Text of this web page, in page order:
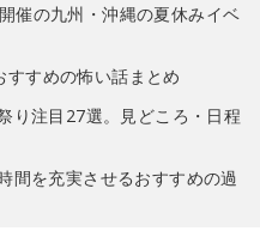
催の九州・沖縄の夏休みイベ
すすめの怖い話まとめ
り注目27選。見どころ・日程
間を充実させるおすすめの過